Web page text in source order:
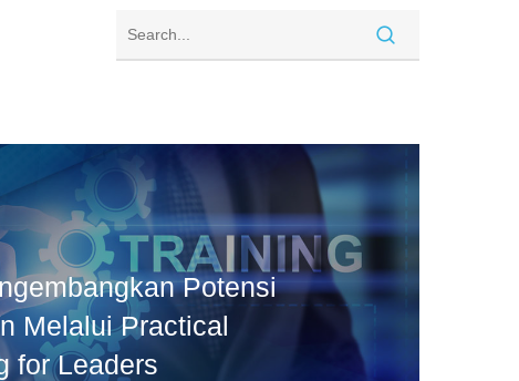
Potensi
Melalui Practical
for Leaders